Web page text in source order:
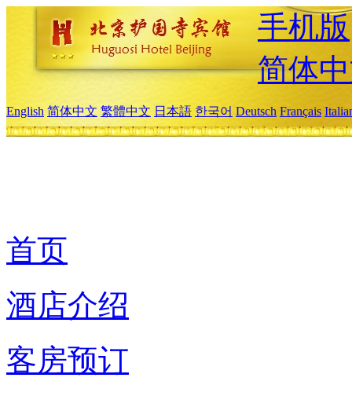
手机版
简体
English 简体中文 繁體中文 日本語 한국어 Deutsch Français
首页
酒店介绍
客房预订